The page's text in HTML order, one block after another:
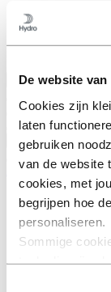
De website
Cookies zijn
laten
gebruiken
van de website
cookies, met
begrijpen hoe
personaliseren.
Sommige
Verhalen van
Terug naar
Sluiten
Aluminium
Producten
Branches
Bouw